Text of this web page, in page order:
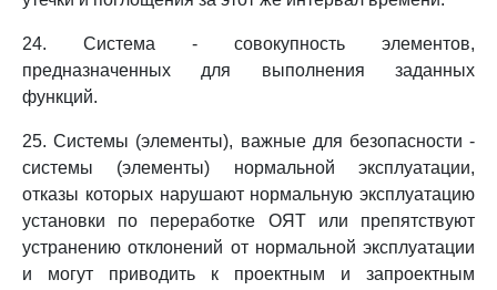
24. Система - совокупность элементов,
предназначенных для выполнения заданных
функций.
25. Системы (элементы), важные для безопасности -
системы (элементы) нормальной эксплуатации,
отказы которых нарушают нормальную эксплуатацию
установки по переработке ОЯТ или препятствуют
устранению отклонений от нормальной эксплуатации
и могут приводить к проектным и запроектным